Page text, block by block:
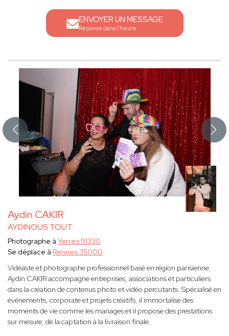
ENVOYER UN MESSAGE
Réponse dans l'heure
Aydin CAKIR
AYDINOUS TOUT
Photographe à Yerres 91330
Se déplace à Rennes 35000
Vidéaste et photographe professionnel basé en région parisienne,
Aydin CAKIR accompagne entreprises, associations et particuliers
dans la création de contenus photo et vidéo percutants. Spécialisé en
événements, corporate et projets créatifs, il immortalise des
moments de vie comme les mariages et il propose des prestations
sur mesure, de la captation à la livraison finale.